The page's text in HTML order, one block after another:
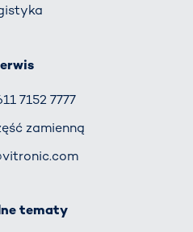
7152 7777
zamienną
tematy